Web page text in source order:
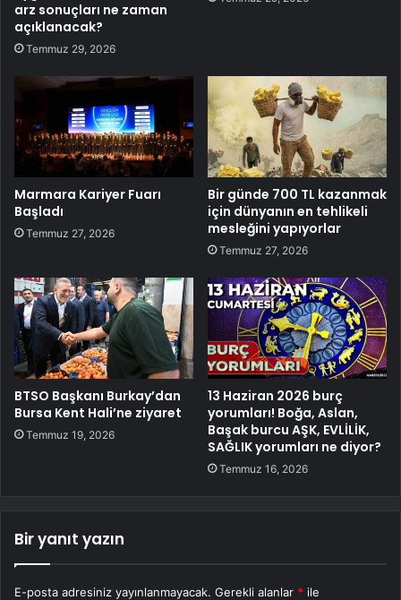
arz sonuçları ne zaman
açıklanacak?
Temmuz 29, 2026
Marmara Kariyer Fuarı
Başladı
Temmuz 27, 2026
Bir günde 700 TL kazanmak
için dünyanın en tehlikeli
mesleğini yapıyorlar
Temmuz 27, 2026
BTSO Başkanı Burkay’dan
Bursa Kent Hali’ne ziyaret
Temmuz 19, 2026
13 Haziran 2026 burç
yorumları! Boğa, Aslan,
Başak burcu AŞK, EVLİLİK,
SAĞLIK yorumları ne diyor?
Temmuz 16, 2026
Bir yanıt yazın
E-posta adresiniz yayınlanmayacak. Gerekli alanlar * ile